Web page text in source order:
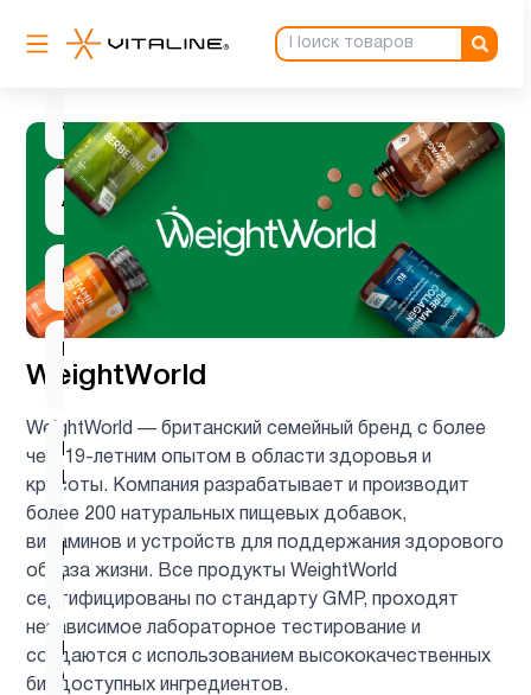
WeightWorld
WeightWorld — британский семейный бренд с более
чем 19-летним опытом в области здоровья и
красоты. Компания разрабатывает и производит
более 200 натуральных пищевых добавок,
витаминов и устройств для поддержания здорового
образа жизни. Все продукты WeightWorld
сертифицированы по стандарту GMP, проходят
независимое лабораторное тестирование и
создаются с использованием высококачественных
биодоступных ингредиентов.
Антиоксиданты 3
ацетилцистеин 1
Ашваганда
Барберин
продукт
Витамин
B
2
Витамин
C
2
Витамин
C для
1